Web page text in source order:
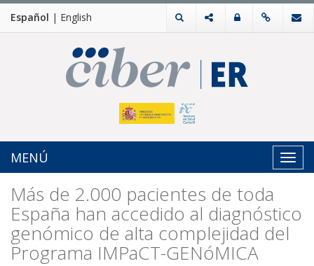
Español | English
MENÚ
Más de 2.000 pacientes de toda
España han accedido al diagnóstico
genómico de alta complejidad del
Programa IMPaCT-GENóMICA